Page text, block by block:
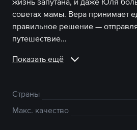
советах мамы. Вера принимает
правильное решение —
путешествие...
Показать ещё
Страны
Макс. качество